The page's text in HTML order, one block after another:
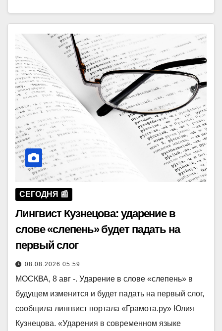
СЕГОДНЯ 📰
Лингвист Кузнецова: ударение в
слове «слепень» будет падать на
первый слог
08.08.2026 05:59
МОСКВА, 8 авг -. Ударение в слове «слепень» в
будущем изменится и будет падать на первый слог,
сообщила лингвист портала «Грамота.ру» Юлия
Кузнецова. «Ударения в современном языке